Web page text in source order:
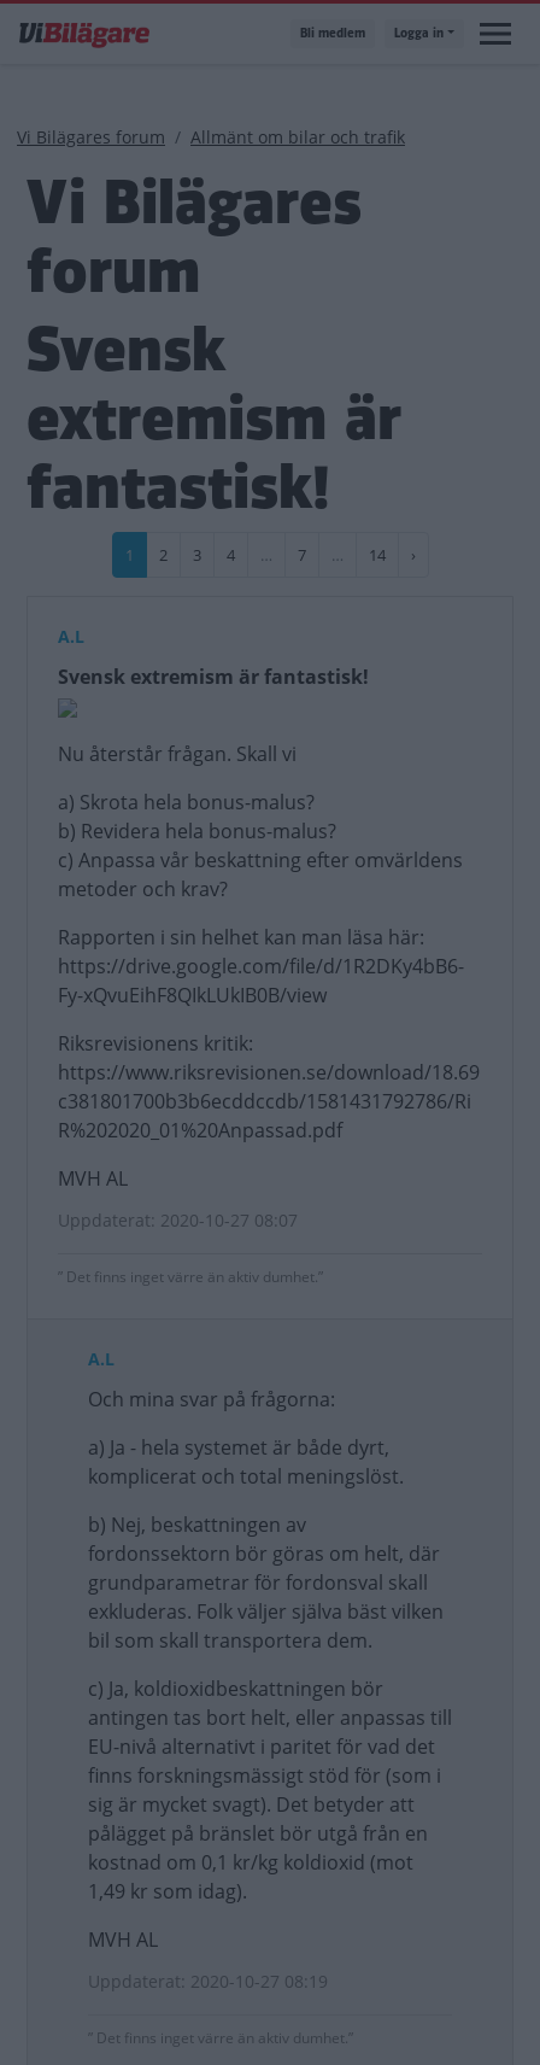
till
Bli medlem Logga in
Länkstig
Vi Bilägares forum Allmänt om bilar och trafik
Vi Bilägares
forum
Svensk
extremism är
fantastisk!
Paginering
Nuvarande
1 Sida
2 Sida
3 Sida
4 … Sida
7 … Sida
14
Nästa
›
A.L
Svensk extremism är fantastisk!
Nu återstår frågan. Skall vi
a) Skrota hela bonus-malus?
b) Revidera hela bonus-malus?
c) Anpassa vår beskattning efter omvärldens
metoder och krav?
Rapporten i sin helhet kan man läsa här:
https://drive.google.com/file/d/1R2DKy4bB6-
Fy-xQvuEihF8QIkLUkIB0B/view
Riksrevisionens kritik:
https://www.riksrevisionen.se/download/18.69
c381801700b3b6ecddccdb/1581431792786/Ri
R%202020_01%20Anpassad.pdf
MVH AL
Uppdaterat: 2020-10-27 08:07
” Det finns inget värre än aktiv dumhet.”
A.L
Och mina svar på frågorna:
a) Ja - hela systemet är både dyrt,
komplicerat och total meningslöst.
b) Nej, beskattningen av
fordonssektorn bör göras om helt, där
grundparametrar för fordonsval skall
exkluderas. Folk väljer själva bäst vilken
bil som skall transportera dem.
c) Ja, koldioxidbeskattningen bör
antingen tas bort helt, eller anpassas till
EU-nivå alternativt i paritet för vad det
finns forskningsmässigt stöd för (som i
sig är mycket svagt). Det betyder att
pålägget på bränslet bör utgå från en
kostnad om 0,1 kr/kg koldioxid (mot
1,49 kr som idag).
MVH AL
Uppdaterat: 2020-10-27 08:19
” Det finns inget värre än aktiv dumhet.”